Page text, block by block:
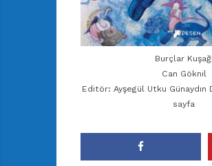
Burçlar Kuşağı
Can Göknil
Editör: Ayşegül Utku Günaydın
sayfa